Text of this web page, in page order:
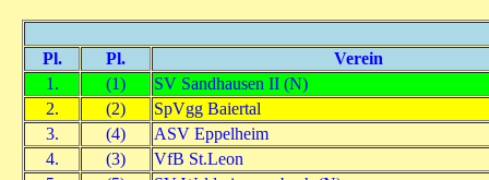
Pl. Pl.
Verein
1.
(1)
SV Sandhausen II (N)
2.
(2)
SpVgg Baiertal
3.
(4)
ASV Eppelheim
4.
(3)
VfB St.Leon